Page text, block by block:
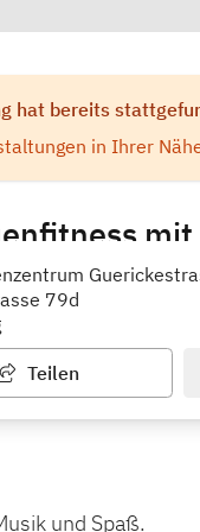
hat bereits
in Ihrer
ejsa
79d
Teilen
und Spaß.